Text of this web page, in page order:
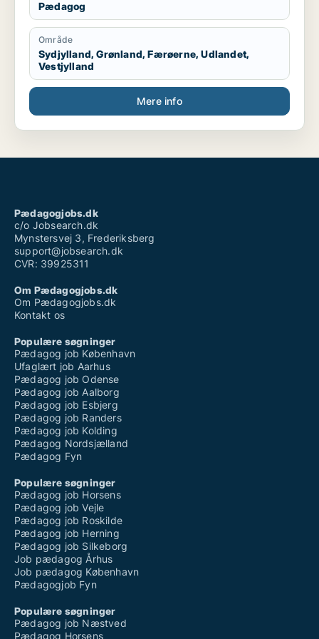
Pædagog
Område
Sydjylland, Grønland, Færøerne, Udlandet,
Vestjylland
Mere info
Pædagogjobs.dk
c/o Jobsearch.dk
Mynstersvej 3, Frederiksberg
support@jobsearch.dk
CVR: 39925311
Om Pædagogjobs.dk
Om Pædagogjobs.dk
Kontakt os
Populære søgninger
Pædagog job København
Ufaglært job Aarhus
Pædagog job Odense
Pædagog job Aalborg
Pædagog job Esbjerg
Pædagog job Randers
Pædagog job Kolding
Pædagog Nordsjælland
Pædagog Fyn
Populære søgninger
Pædagog job Horsens
Pædagog job Vejle
Pædagog job Roskilde
Pædagog job Herning
Pædagog job Silkeborg
Job pædagog Århus
Job pædagog København
Pædagogjob Fyn
Populære søgninger
Pædagog job Næstved
Pædagog Horsens